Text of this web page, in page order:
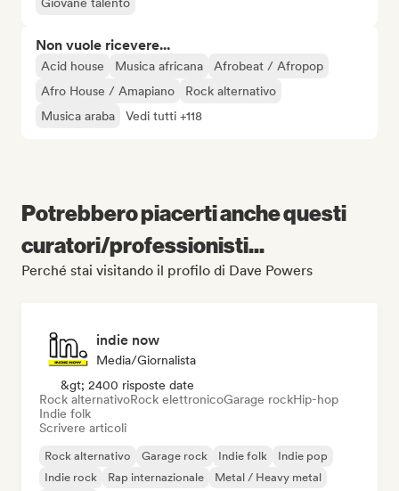
Non vuole ricevere...
Acid house Musica africana
Afrobeat / Afropop
Afro House / Amapiano
Rock alternativo
Musica araba
Vedi tutti +118
Potrebbero piacerti anche questi
curatori/professionisti...
Perché stai visitando il profilo di Dave Powers
indie now
Media/Giornalista
&gt; 2400 risposte date
Rock alternativoRock elettronicoGarage rockHip-hop
Indie folk
Scrivere articoli
Rock alternativo Garage rock Indie folk
Indie pop
Indie rock
Rap internazionale
Metal / Heavy metal